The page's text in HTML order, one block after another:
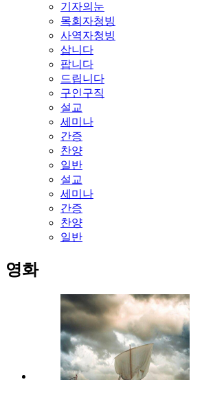
기자의눈
목회자청빙
사역자청빙
삽니다
팝니다
드립니다
구인구직
설교
세미나
간증
찬양
일반
설교
세미나
간증
찬양
일반
영화